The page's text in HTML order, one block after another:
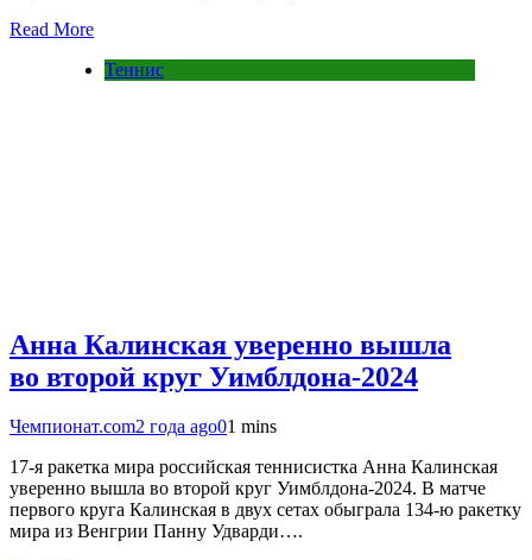
Read More
Теннис
Анна Калинская уверенно вышла
во второй круг Уимблдона-2024
Чемпионат.com2 года ago01 mins
17-я ракетка мира российская теннисистка Анна Калинская
уверенно вышла во второй круг Уимблдона-2024. В матче
первого круга Калинская в двух сетах обыграла 134-ю ракетку
мира из Венгрии Панну Удварди….